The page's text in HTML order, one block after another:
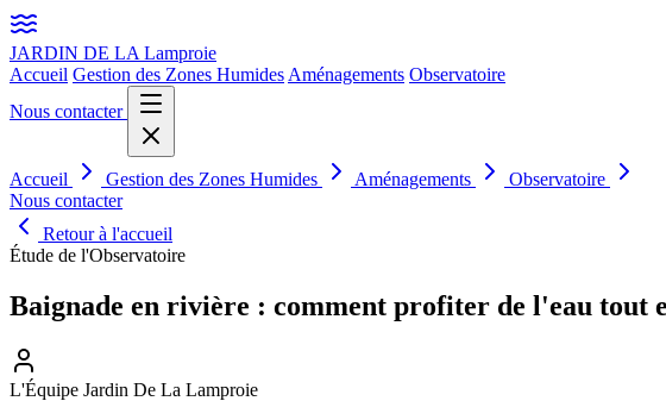
JARDIN DE LA Lamproie
Accueil Gestion des Zones Humides Aménagements Observatoire
Nous contacter
Accueil Gestion des Zones Humides Aménagements
Observatoire
Nous contacter
Retour à l'accueil
Étude de l'Observatoire
Baignade en rivière : comment profiter de l'eau tout
L'Équipe Jardin De La Lamproie